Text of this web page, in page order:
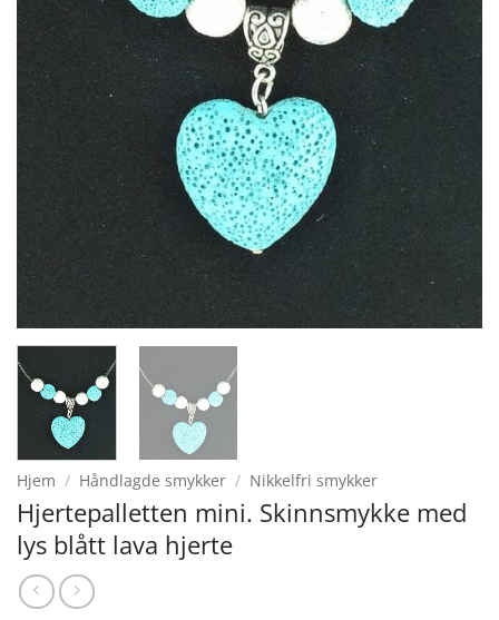
Hjem / Håndlagde smykker / Nikkelfri smykker
Hjertepalletten mini. Skinnsmykke med
lys blått lava hjerte